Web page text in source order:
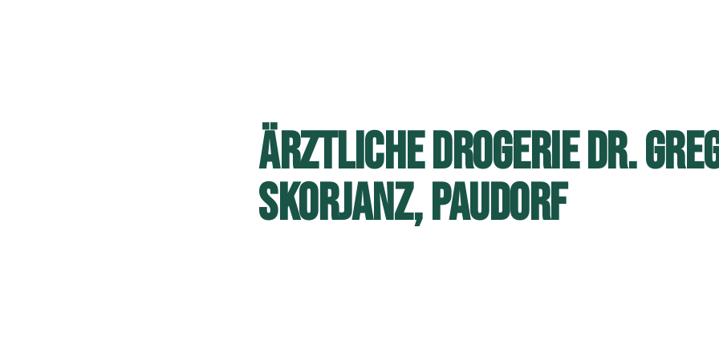
ÄRZTLICHE DROGERIE DR.
SKORJANZ, PAUDORF